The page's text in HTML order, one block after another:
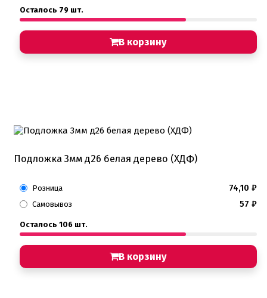
Осталось 79 шт.
В корзину
Подложка 3мм д26 белая дерево (ХДФ)
Розница 74,10 ₽
Самовывоз 57 ₽
Осталось 106 шт.
В корзину